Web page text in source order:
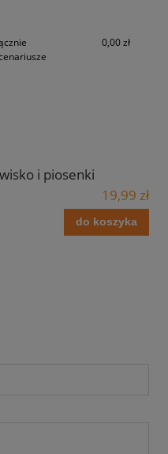
KOSZTÓW
0,00 zł
i piosenki
19,99 zł
do koszyka